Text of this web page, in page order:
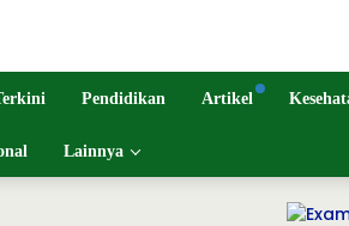
Pendidikan Artikel
Lainnya